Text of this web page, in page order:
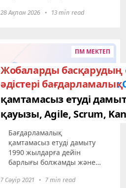
қалай ерекшеленетінін,
28 Ақпан 2026 • 13 min read
ПМ МЕКТЕП
Жобаларды
әдістері бағдарламалық
қамтамасыз етуді
:
қауызы, Agile, Scrum,
Бағдарламалық
қамтамасыз етуді дамыту
1990 жылдарға дейін
барлығы болжамды және
процестерінің анық
7 Сәуір 2021 • 7 min read